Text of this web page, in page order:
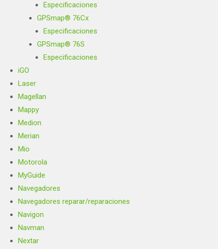
Especificaciones
GPSmap® 76Cx
Especificaciones
GPSmap® 76S
Especificaciones
iGO
Laser
Magellan
Mappy
Medion
Merian
Mio
Motorola
MyGuide
Navegadores
Navegadores reparar/reparaciones
Navigon
Navman
Nextar